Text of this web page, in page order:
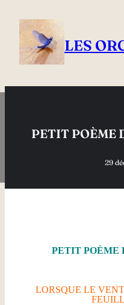
contenu
LES
PETIT POÈME
29
PETIT POÈME
LORSQUE LE